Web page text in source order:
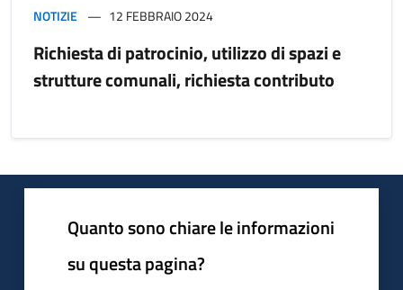
NOTIZIE 12 FEBBRAIO 2024
Richiesta di patrocinio, utilizzo di spazi e
strutture comunali, richiesta contributo
Quanto sono chiare le informazioni
su questa pagina?